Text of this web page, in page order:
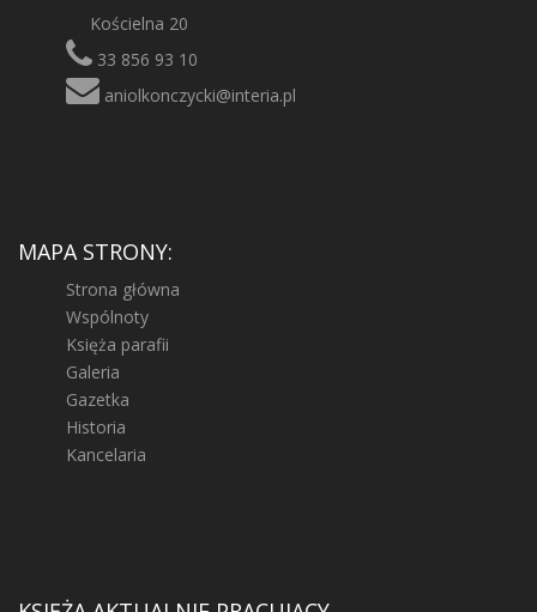
Kościelna 20
33 856 93 10
aniolkonczycki@interia.pl
MAPA STRONY:
Strona główna
Wspólnoty
Księża parafii
Galeria
Gazetka
Historia
Kancelaria